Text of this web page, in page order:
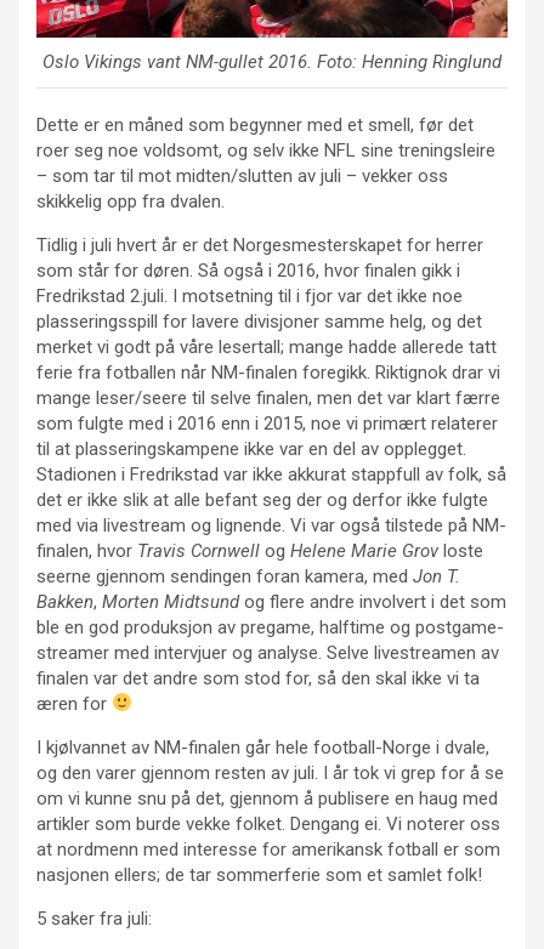
Oslo Vikings vant NM-gullet 2016. Foto: Henning Ringlund
Dette er en måned som begynner med et smell, før det
roer seg noe voldsomt, og selv ikke NFL sine treningsleire
– som tar til mot midten/slutten av juli – vekker oss
skikkelig opp fra dvalen.
Tidlig i juli hvert år er det Norgesmesterskapet for herrer
som står for døren. Så også i 2016, hvor finalen gikk i
Fredrikstad 2.juli. I motsetning til i fjor var det ikke noe
plasseringsspill for lavere divisjoner samme helg, og det
merket vi godt på våre lesertall; mange hadde allerede tatt
ferie fra fotballen når NM-finalen foregikk. Riktignok drar vi
mange leser/seere til selve finalen, men det var klart færre
som fulgte med i 2016 enn i 2015, noe vi primært relaterer
til at plasseringskampene ikke var en del av opplegget.
Stadionen i Fredrikstad var ikke akkurat stappfull av folk, så
det er ikke slik at alle befant seg der og derfor ikke fulgte
med via livestream og lignende. Vi var også tilstede på NM-
finalen, hvor Travis Cornwell og Helene Marie Grovloste
seerne gjennom sendingen foran kamera, med Jon T.
Bakken, Morten Midtsundog flere andre involvert i det som
ble en god produksjon av pregame, halftime og postgame-
streamer med intervjuer og analyse. Selve livestreamen av
finalen var det andre som stod for, så den skal ikke vi ta
æren for
I kjølvannet av NM-finalen går hele football-Norge i dvale,
og den varer gjennom resten av juli. I år tok vi grep for å se
om vi kunne snu på det, gjennom å publisere en haug med
artikler som burde vekke folket. Dengang ei. Vi noterer oss
at nordmenn med interesse for amerikansk fotball er som
nasjonen ellers; de tar sommerferie som et samlet folk!
5 saker fra juli: